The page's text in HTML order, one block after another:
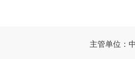
主管单位：